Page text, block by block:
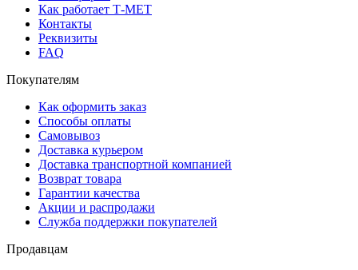
Как работает Т-МЕТ
Контакты
Реквизиты
FAQ
Покупателям
Как оформить заказ
Способы оплаты
Самовывоз
Доставка курьером
Доставка транспортной компанией
Возврат товара
Гарантии качества
Акции и распродажи
Служба поддержки покупателей
Продавцам